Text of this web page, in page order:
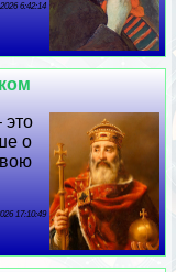
6:42:14
это
о
17:10:49